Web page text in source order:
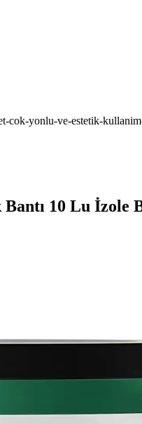
cok-yonlu-ve-estetik-
10 Lu İzole